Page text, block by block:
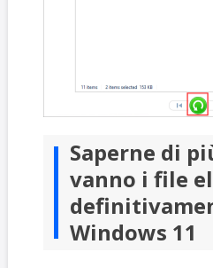
Saperne di
vanno i file
Windows 11